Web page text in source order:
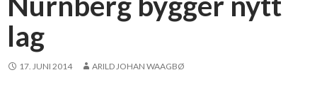
g
lag
17. JUNI 2014 ARILD JOHAN WAAGBØ